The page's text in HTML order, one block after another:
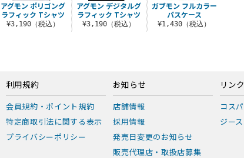
アグモン ポリゴング
ラフィック Tシャツ
¥3,190（税込）
アグモン デジタルグ
ラフィック Tシャツ
¥3,190（税込）
ガブモン フルカラー
パスケース
¥1,430（税込）
利用規約
会員規約・ポイント規約
特定商取引法に関する表示
プライバシーポリシー
お知らせ
店舗情報
採用情報
発売日変更のお知らせ
販売代理店・取扱店募集
リンク
コス
ジー